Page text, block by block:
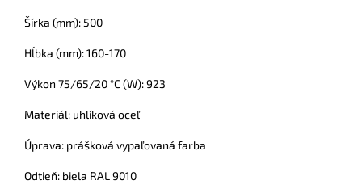
Šírka (mm): 500
Hĺbka (mm): 160-170
Výkon 75/65/20 °C (W): 923
Materiál: uhlíková oceľ
Úprava: prášková vypaľovaná farba
Odtieň: biela RAL 9010